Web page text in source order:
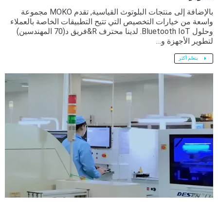
بالإضافة إلى منتجات البلوتوث القياسية, تقدم MOKO مجموعة
واسعة من خيارات التخصيص التي تتيح التطبيقات الخاصة بالعملاء
وحلول Bluetooth IoT. لدينا محترف R&فريق د(70 المهندسين)
لتطوير الأجهزة و…
يتعلم أكثر